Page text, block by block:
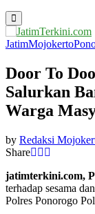
Primary
Menu
JatimMojokerto
Door To
Salurkan
Warga
by Redaksi
Share
jatimterkini.com,
terhadap sesama
Polres Ponorogo